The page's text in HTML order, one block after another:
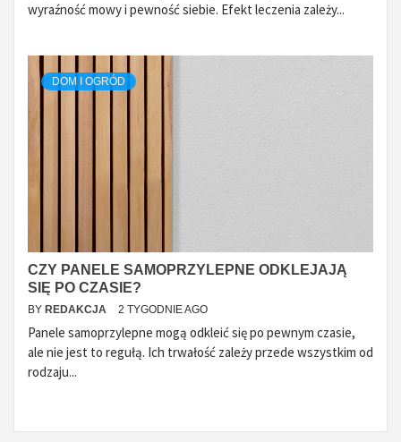
wyraźność mowy i pewność siebie. Efekt leczenia zależy...
DOM I OGRÓD
CZY PANELE SAMOPRZYLEPNE ODKLEJAJĄ
SIĘ PO CZASIE?
BY REDAKCJA 2 TYGODNIE AGO
Panele samoprzylepne mogą odkleić się po pewnym czasie,
ale nie jest to regułą. Ich trwałość zależy przede wszystkim od
rodzaju...